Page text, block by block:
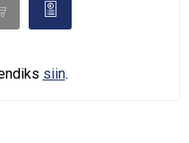

siin.